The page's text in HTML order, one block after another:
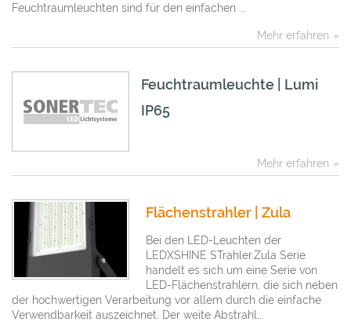
Mehr erfahren
Feuchtraumleuchten sind für den einfachen ...
Mehr erfahren
Feuchtraumleuchte | Lumi
IP65
Flächenstrahler | Zula
Bei den LED-Leuchten der
LEDXSHINE STrahler.Zula Serie
handelt es sich um eine Serie von
LED-Flächenstrahlern, die sich neben
der hochwertigen Verarbeitung vor allem durch die einfache
Verwendbarkeit auszeichnet. Der weite Abstrahl...